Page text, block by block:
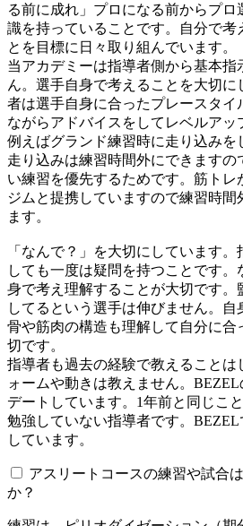
る前に成れ」プロになる前からプ
識を持っていることです。自分で考
とを目標に日々取り組んでいます。
当アカデミーは指導者側から基本
ん。選手自身で考えることを大切
者は選手自身に合ったプレースタイ
ながらアドバイスをしてレベルアッ
例えばグランド練習時に走り込みを
走り込みは練習時間外にできますの
い練習を優先するためです。筋ト
ジムと提携していますので練習時間
ます。
「なんで？」を大切にしています
しても一度は疑問を持つことです。
身で考え理解することが大切です。
してるという選手は伸びません。
骨や筋肉の構造も理解して自分に合
切です。
指導者も過去の経験で教えることは
ォームや動きは教えません。
デートしています。1年前と同じこ
勉強していない指導者です。
しています。
アスリートコースの練習や試合
か？